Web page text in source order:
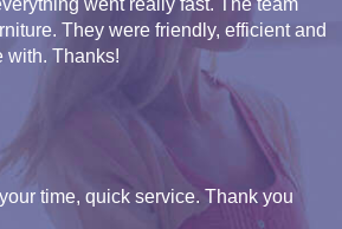
went really fast. The team
They were friendly, efficient and
with. Thanks!
time, quick service. Thank you